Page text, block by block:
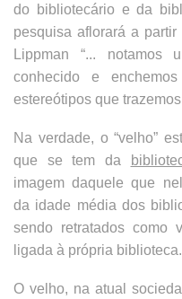
do bibliotecário e da
pesquisa aflorará a
Lippman “...
conhecido e
estereótipos que
Na verdade, o “velho”
que se tem da
imagem daquele que
da idade média dos
sendo retratados como
ligada à própria biblioteca.
O velho, na atual